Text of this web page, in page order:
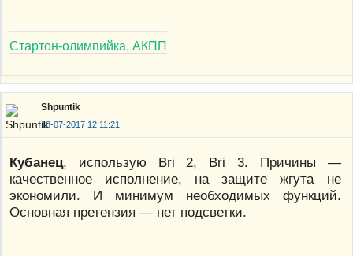
Стартон-олимпийка, АКПП
Shpuntik
18-07-2017 12:11:21
Кубанец, использую Bri 2, Bri 3. Причины —
качественное исполнение, на защите жгута не
экономили. И минимум необходимых функций.
Основная претензия — нет подсветки.